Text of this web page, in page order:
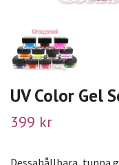
UV Color Gel
399 kr
Dessahållbara, tunna